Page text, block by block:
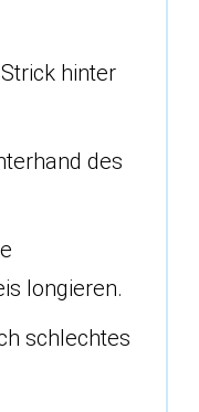
hinter
des
longieren.
schlechtes